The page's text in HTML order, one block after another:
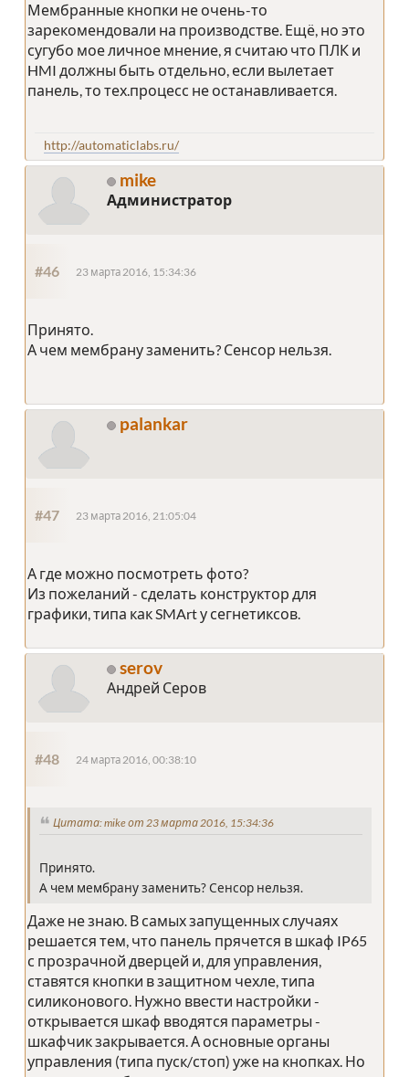
Мембранные кнопки не очень-то
зарекомендовали на производстве. Ещё, но это
сугубо мое личное мнение, я считаю что ПЛК и
HMI должны быть отдельно, если вылетает
панель, то тех.процесс не останавливается.
http://automaticlabs.ru/
mike
Администратор
#46 23 марта 2016, 15:34:36
Принято.
А чем мембрану заменить? Сенсор нельзя.
palankar
#47 23 марта 2016, 21:05:04
А где можно посмотреть фото?
Из пожеланий - сделать конструктор для
графики, типа как SMArt у сегнетиксов.
serov
Андрей Серов
#48 24 марта 2016, 00:38:10
Цитата: mike от 23 марта 2016, 15:34:36
Принято.
А чем мембрану заменить? Сенсор нельзя.
Даже не знаю. В самых запущенных случаях
решается тем, что панель прячется в шкаф IP65
с прозрачной дверцей и, для управления,
ставятся кнопки в защитном чехле, типа
силиконового. Нужно ввести настройки -
открывается шкаф вводятся параметры -
шкафчик закрывается. А основные органы
управления (типа пуск/стоп) уже на кнопках. Но